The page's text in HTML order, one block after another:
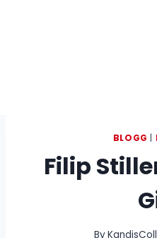
BLOGG
Filip
ByKandisColl